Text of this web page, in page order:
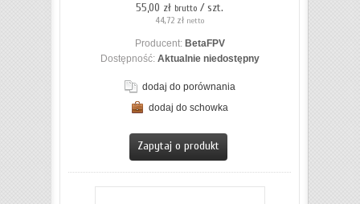
55,00 zł brutto / szt.
44,72 zł netto
Producent: BetaFPV
Dostępność: Aktualnie niedostępny
dodaj do porównania
dodaj do schowka
Zapytaj o produkt